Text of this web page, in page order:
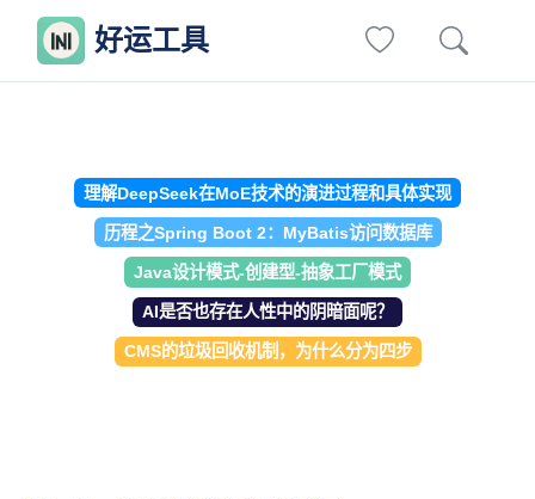
好运工具
理解DeepSeek在MoE技术的演进过程和具体实现
历程之Spring Boot 2：MyBatis访问数据库
Java设计模式-创建型-抽象工厂模式
AI是否也存在人性中的阴暗面呢？
CMS的垃圾回收机制，为什么分为四步